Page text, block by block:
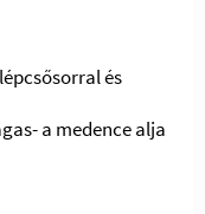
és
a medence alja